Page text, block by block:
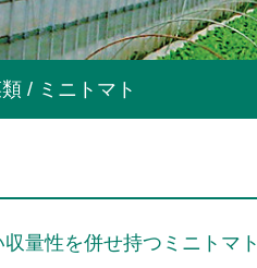
/ ミニトマト
量性を併せ持つミニトマト